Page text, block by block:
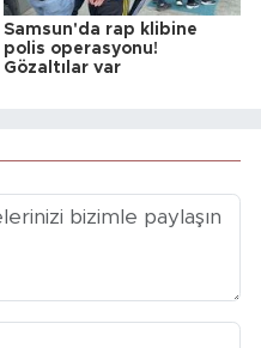
Samsun'da rap klibine
polis operasyonu!
Gözaltılar var